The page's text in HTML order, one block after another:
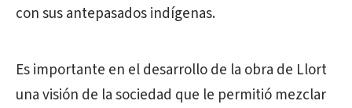
con sus antepasados indígenas.
Es importante en el desarrollo de la obra de Llort
una visión de la sociedad que le permitió mezclar